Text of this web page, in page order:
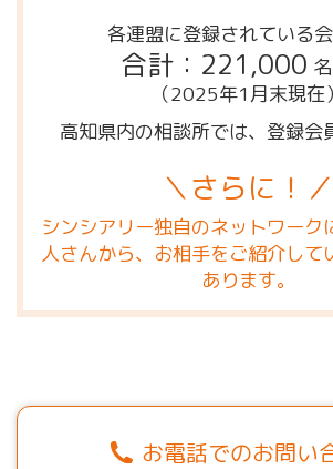
各連盟に登録されている
合計：221,000
（2025年1月末現在）
高知県内の相談所では、登録会
＼さらに！／
シンシアリー独自のネットワーク
人さんから、お相手をご紹介して
あります。
お電話でのお問い